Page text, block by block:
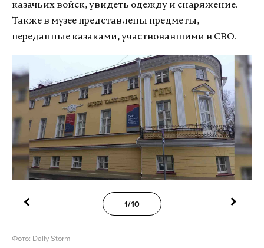
казачьих войск, увидеть одежду и снаряжение.
Также в музее представлены предметы,
переданные казаками, участвовавшими в СВО.
1/10
Фото: Daily Storm